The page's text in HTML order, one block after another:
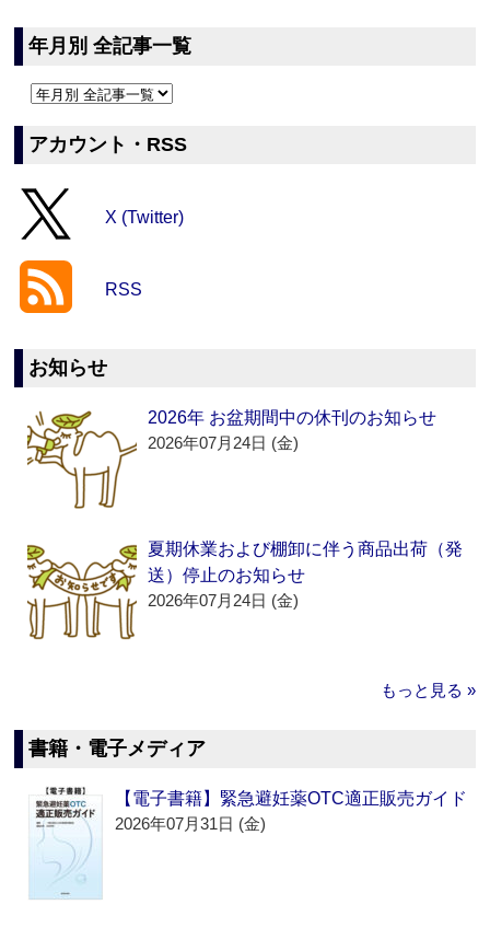
年月別 全記事一覧
アカウント・RSS
X (Twitter)
RSS
お知らせ
2026年 お盆期間中の休刊のお知らせ
2026年07月24日 (金)
夏期休業および棚卸に伴う商品出荷（発
送）停止のお知らせ
2026年07月24日 (金)
もっと見る »
書籍・電子メディア
【電子書籍】緊急避妊薬OTC適正販売ガイド
2026年07月31日 (金)